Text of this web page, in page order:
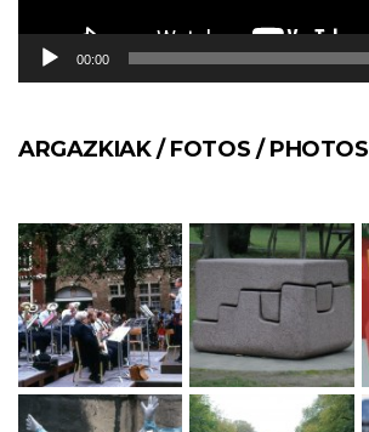
00:00
ARGAZKIAK / FOTOS / PHOTOS